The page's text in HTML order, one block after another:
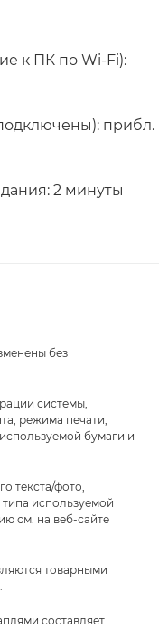
к ПК по Wi-Fi):
прибл.
2 минуты
без
системы,
режима печати,
бумаги и
текста/фото,
используемой
см. на веб-сайте
товарными
составляет